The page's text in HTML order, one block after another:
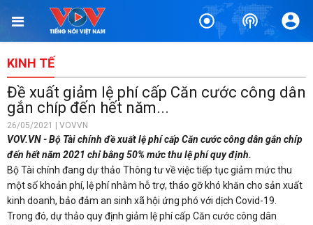
KINH TẾ
Đề xuất giảm lệ phí cấp Căn cước công dân
gắn chíp đến hết năm...
26/05/2021 | VOVVN
VOV.VN - Bộ Tài chính đề xuất lệ phí cấp Căn cước công dân gắn chíp
đến hết năm 2021 chỉ bằng 50% mức thu lệ phí quy định.
Bộ Tài chính đang dự thảo Thông tư về việc tiếp tục giảm mức thu
một số khoản phí, lệ phí nhằm hỗ trợ, tháo gỡ khó khăn cho sản xuất
kinh doanh, bảo đảm an sinh xã hội ứng phó với dịch Covid-19.
Trong đó, dự thảo quy định giảm lệ phí cấp Căn cước công dân